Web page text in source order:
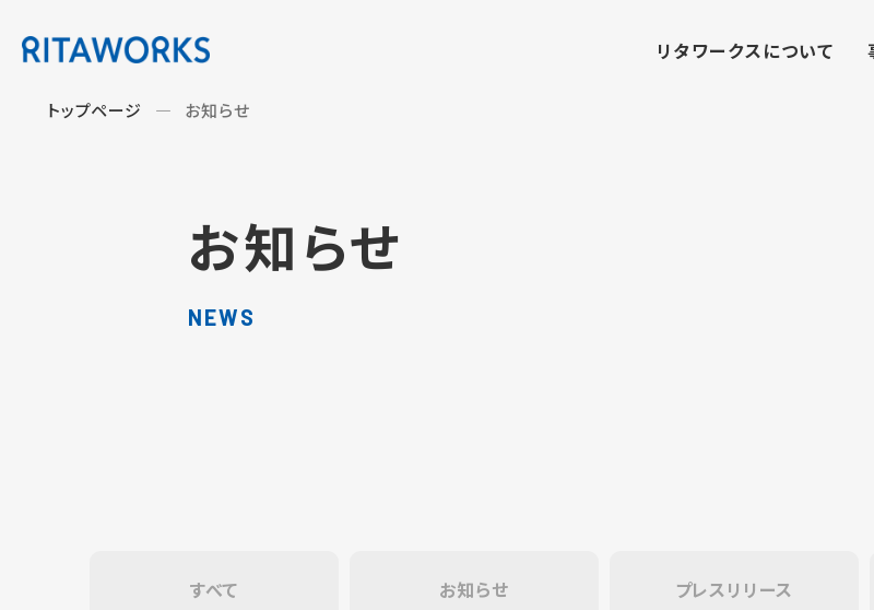
リタワークスについて
トップページ お知らせ
お知らせ
NEWS
すべて お知らせ プレスリリース